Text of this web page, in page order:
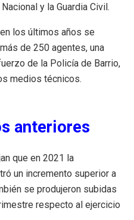
y la Guardia Civil.
los últimos años se
de 250 agentes, una
de la Policía de Barrio,
medios técnicos.
anteriores
que en 2021 la
un incremento superior a
se produjeron subidas
respecto al ejercicio